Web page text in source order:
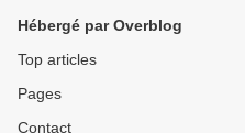
Hébergé par Overblog
Top articles
Pages
Contact